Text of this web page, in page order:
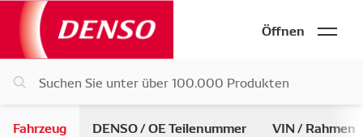
Öffnen
Fahrzeug DENSO / OE Teilenummer VIN / Rahmen